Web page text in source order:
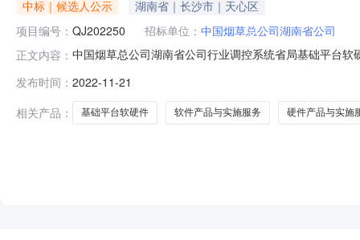
中标｜候选人公示
湖南省｜长沙市｜天心区
项目编号： QJ202250 招标单位： 中国烟草总公司湖南省公司
正文内容： 中国烟草总公司湖南省公司行业调控系统省局基础平台
总公司湖南省公司行业调控系统省局基础平台软硬件采
人：南京南方
发布时间： 2022-11-21
相关产品：
基础平台软硬件 软件产品与实施服务 硬件产品与实施